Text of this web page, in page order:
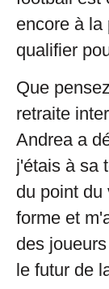
encore à la
qualifier
Que
retraite
Andrea a
j'étais à sa
du point du
forme et
des
le futur de